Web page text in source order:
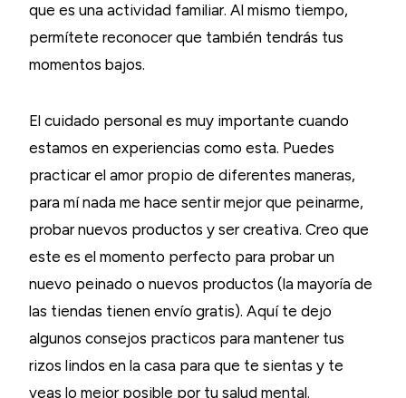
que es una actividad familiar. Al mismo tiempo,
permítete reconocer que también tendrás tus
momentos bajos.
El cuidado personal es muy importante cuando
estamos en experiencias como esta. Puedes
practicar el amor propio de diferentes maneras,
para mí nada me hace sentir mejor que peinarme,
probar nuevos productos y ser creativa. Creo que
este es el momento perfecto para probar un
nuevo peinado o nuevos productos (la mayoría de
las tiendas tienen envío gratis). Aquí te dejo
algunos consejos practicos para mantener tus
rizos lindos en la casa para que te sientas y te
veas lo mejor posible por tu salud mental.